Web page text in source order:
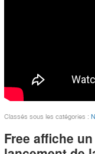
Classés sous les catégories :
Free affiche